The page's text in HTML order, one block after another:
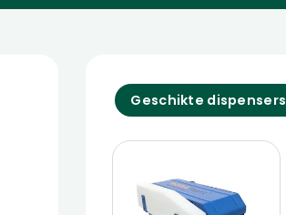
Geschikte dispensers